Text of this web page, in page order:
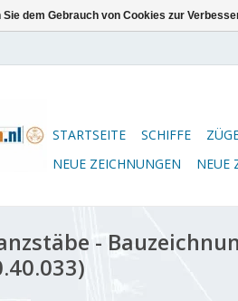
STARTSEITE SCHIFFE
NEUE ZEICHNUNGEN
NEUE
-
dem Gebrauch von Cookies zur